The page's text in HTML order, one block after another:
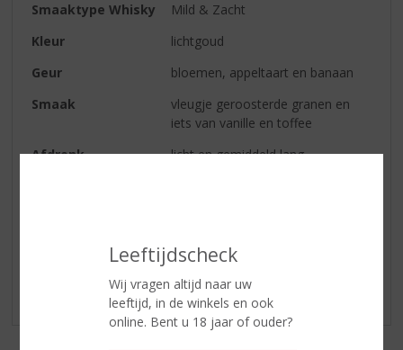
Leeftijdscheck
Wij vragen altijd naar uw
leeftijd, in de winkels en ook
online. Bent u 18 jaar of ouder?
Smaaktype Whisky
Mild & Zacht
Kleur
lichtgoud
Geur
bloemen, appeltaart en banaan
Smaak
vleugje geroosterde granen en
iets van vanille en toffee
Afdronk
licht en gemiddeld lang
Schrijf een review
Er zijn nog geen reviews geplaatst voor dit product